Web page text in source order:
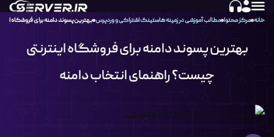
خانه مرکز محتوا مطالب آموزشی در زمینه هاستینگ اشتراکی و وردپرس بهترین پسوند دامنه برای فروشگاه
بهترین پسوند دامنه برای فروشگاه اینترنتی
چیست؟ راهنمای انتخاب دامنه